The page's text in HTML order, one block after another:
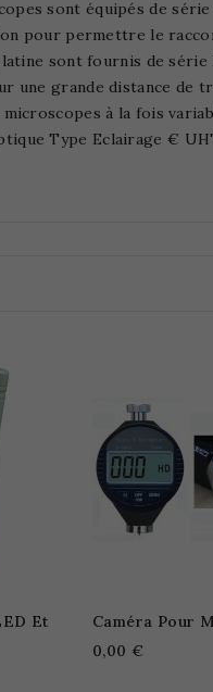
sont équipés de
pour permettre le
sont fournis de
une grande distance de
à la fois
Type Eclairage €
Et
Caméra Pour
0,00 €